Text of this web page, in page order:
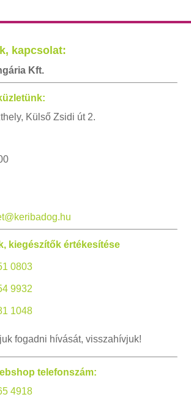
kapcsolat:
Kft.
Külső Zsidi út 2.
kiegészítők értékesítése
0803
9932
1048
fogadni hívását, visszahívjuk!
telefonszám:
4918